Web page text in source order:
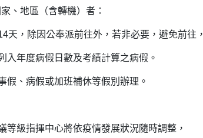
地區（含轉機）者：
因公奉派前往外，若非必要，避免前往，
度病假日數及考績計算之病假。
病假或加班補休等假別辦理。
級指揮中心將依疫情發展狀況隨時調整，